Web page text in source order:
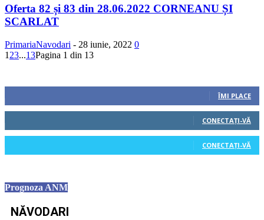
Oferta 82 și 83 din 28.06.2022 CORNEANU ȘI
SCARLAT
PrimariaNavodari - 28 iunie, 2022 0
1 23...13Pagina 1 din 13
ÎMI PLACE
CONECTAȚI-VĂ
CONECTAȚI-VĂ
Prognoza ANM
NĂVODARI